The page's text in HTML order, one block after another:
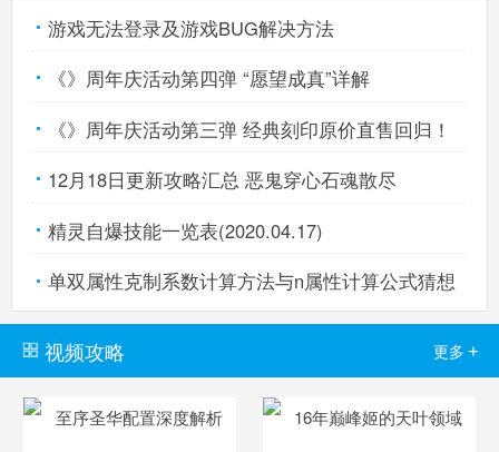
游戏无法登录及游戏BUG解决方法
《》周年庆活动第四弹 “愿望成真”详解
《》周年庆活动第三弹 经典刻印原价直售回归！
12月18日更新攻略汇总 恶鬼穿心石魂散尽
精灵自爆技能一览表(2020.04.17)
单双属性克制系数计算方法与n属性计算公式猜想
视频攻略 更多 +